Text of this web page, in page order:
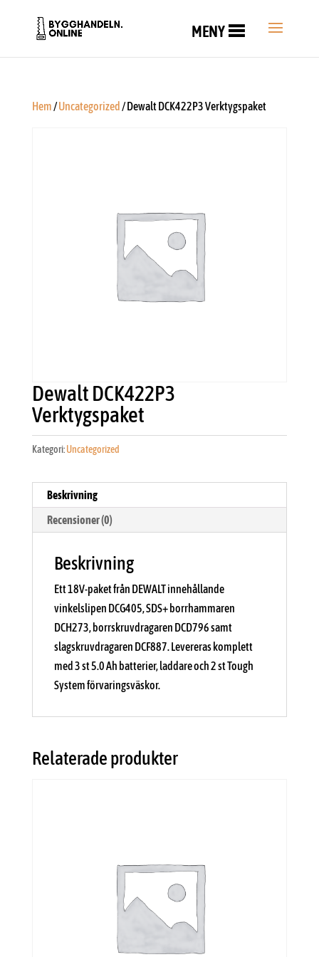
MENY
Hem/Uncategorized / Dewalt DCK422P3 Verktygspaket
Dewalt DCK422P3
Verktygspaket
Kategori:Uncategorized
Beskrivning
Recensioner (0)
Beskrivning
Ett 18V-paket från DEWALT innehållande
vinkelslipen DCG405, SDS+ borrhammaren
DCH273, borrskruvdragaren DCD796 samt
slagskruvdragaren DCF887. Levereras komplett
med 3 st 5.0 Ah batterier, laddare och 2 st Tough
System förvaringsväskor.
Relaterade produkter